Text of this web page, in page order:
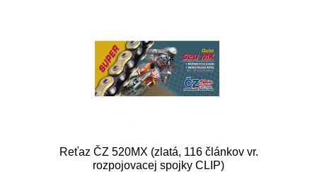
Reťaz ČZ 520MX (zlatá, 116 článkov vr.
rozpojovacej spojky CLIP)